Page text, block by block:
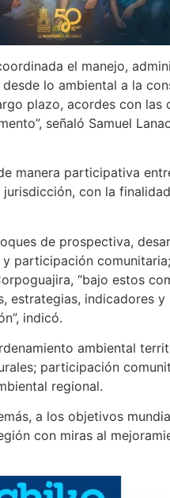
el manejo,
lo ambiental a la
plazo, acordes con
señaló Samuel
manera participativa
con la
de prospectiva,
participación
“bajo estos
estrategias, indicadores
indicó.
ambiental
participación
regional.
a los objetivos
con miras al